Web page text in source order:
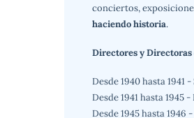
conciertos,
haciendo historia.
Directores y
Desde 1940 hasta 1941
Desde 1941 hasta 1945
Desde 1945 hasta